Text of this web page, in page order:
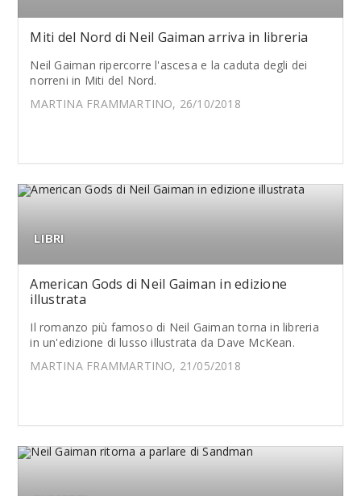
Miti del Nord di Neil Gaiman arriva in libreria
Neil Gaiman ripercorre l'ascesa e la caduta degli dei
norreni in Miti del Nord.
MARTINA FRAMMARTINO, 26/10/2018
LIBRI
American Gods di Neil Gaiman in edizione
illustrata
Il romanzo più famoso di Neil Gaiman torna in libreria
in un'edizione di lusso illustrata da Dave McKean.
MARTINA FRAMMARTINO, 21/05/2018